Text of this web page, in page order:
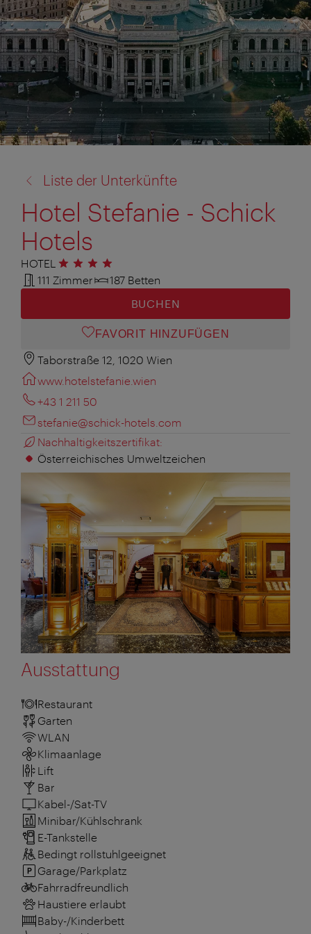
zu:
Liste der Unterkünfte
Hotel Stefanie - Schick
Hotels
HOTEL 4 Sterne
111 Zimmer
187 Betten
BUCHEN
FAVORIT HINZUFÜGEN
Taborstraße 12, 1020 Wien
www.hotelstefanie.wien
+43 1 211 50
stefanie@schick-hotels.com
Nachhaltigkeitszertifikat:
Österreichisches Umweltzeichen
Ausstattung
Restaurant
Garten
WLAN
Klimaanlage
Lift
Bar
Kabel-/Sat-TV
Minibar/Kühlschrank
E-Tankstelle
Bedingt rollstuhlgeeignet
Garage/Parkplatz
Fahrradfreundlich
Haustiere erlaubt
Baby-/Kinderbett